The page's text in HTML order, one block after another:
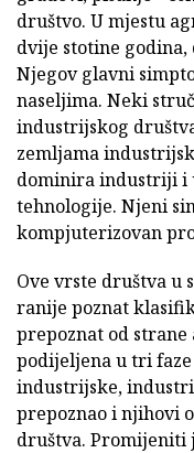
društvo. U mjestu
dvije stotine godina,
Njegov glavni
naseljima. Neki
industrijskog
zemljama
dominira industriji i
tehnologije. Njeni
kompjuterizovan
Ove vrste društva u
ranije poznat
prepoznat od
podijeljena u tri
industrijske,
prepoznao i njihovi
društva. Promijeniti